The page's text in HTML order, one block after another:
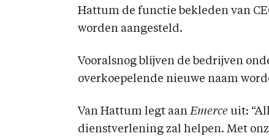
Hattum de functie bekleden van
worden aangesteld.
Vooralsnog blijven de bedrijven
overkoepelende nieuwe naam
Van Hattum legt aan Emerce uit:
dienstverlening zal helpen. Met